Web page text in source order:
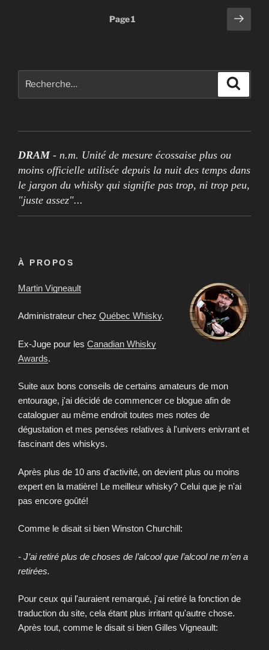
Page1
Page
DRAM- n.m. Unité de mesure écossaise plus ou
moins officielle utilisée depuis la nuit des temps dans
le jargon du whisky qui signifie pas trop, ni trop peu,
"juste assez"...
À PROPOS
Martin Vigneault
Administrateur chez Québec Whisky.
Ex-Juge pour les Canadian Whisky
Awards.
Suite aux bons conseils de certains amateurs de mon
entourage, j'ai décidé de commencer ce blogue afin de
cataloguer au même endroit toutes mes notes de
dégustation et mes pensées relatives à l'univers enivrant et
fascinant des whiskys.
Après plus de 10 ans d'activité, on devient plus ou moins
expert en la matière! Le meilleur whisky? Celui que je n'ai
pas encore goûté!
Comme le disait si bien Winston Churchill:
- J’ai retiré plus de choses de l’alcool que l’alcool ne m’en a
retirées.
Pour ceux qui l'auraient remarqué, j'ai retiré la fonction de
traduction du site, cela étant plus irritant qu'autre chose.
Après tout, comme le disait si bien Gilles Vigneault: